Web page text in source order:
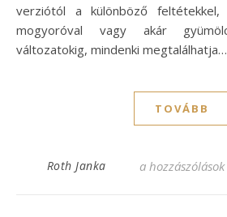
verziótól a különböző feltétekkel,
mogyoróval vagy akár
változatokig, mindenki megtalálhatja…
TOVÁBB
Roth Janka Ínycsiklandó
a